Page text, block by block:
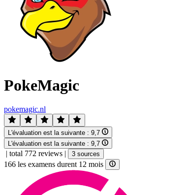
PokeMagic
pokemagic.nl
L'évaluation est la suivante : 9,7
L'évaluation est la suivante : 9,7
| total 772 reviews | 3 sources
166 les examens durent 12 mois